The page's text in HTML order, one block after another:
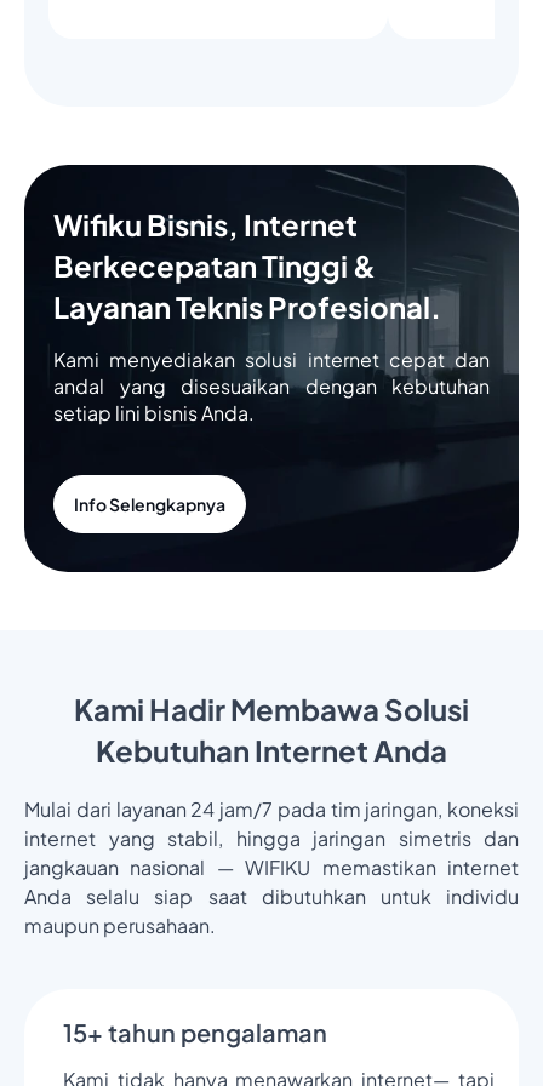
Wifiku Bisnis, Internet
Berkecepatan Tinggi &
Layanan Teknis Profesional.
Kami menyediakan solusi internet cepat dan
andal yang disesuaikan dengan kebutuhan
setiap lini bisnis Anda.
Info Selengkapnya
Kami Hadir Membawa Solusi
Kebutuhan Internet Anda
Mulai dari layanan 24 jam/7 pada tim jaringan, koneksi
internet yang stabil, hingga jaringan simetris dan
jangkauan nasional — WIFIKU memastikan internet
Anda selalu siap saat dibutuhkan untuk individu
maupun perusahaan.
15+ tahun pengalaman
Kami tidak hanya menawarkan internet— tapi